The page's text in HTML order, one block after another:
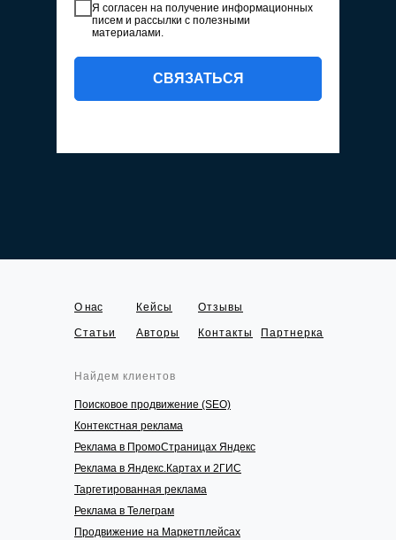
Я согласен на получение информационных
писем и рассылки с полезными
материалами.
СВЯЗАТЬСЯ
Найдем клиентов
Поисковое продвижение (SEO)
Контекстная реклама
Реклама в ПромоСтраницах Яндекс
Реклама в Яндекс.Картах и 2ГИС
Таргетированная реклама
Реклама в Телеграм
Продвижение на Маркетплейсах
О нас Кейсы Отзывы
Статьи Авторы Контакты Партнерка